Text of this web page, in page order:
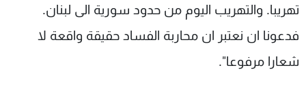
تهريبا. والتهريب اليوم من حدود سورية الى لبنان.
فدعونا ان نعتبر ان محاربة الفساد حقيقة واقعة لا
شعارا مرفوعا".